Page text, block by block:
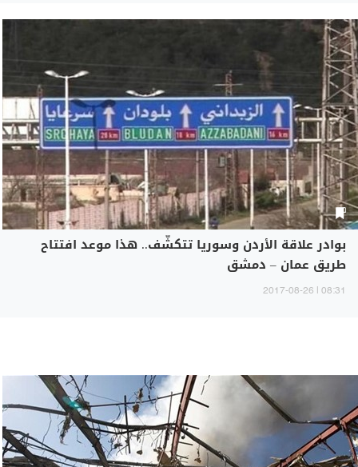
بوادر علاقة الأردن وسوريا تتكشّف.. هذا موعد افتتاح
طريق عمان – دمشق
08:31 | 2017-08-26